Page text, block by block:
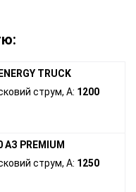
TRUCK
струм, A: 1200
АЗ PREMIUM
струм, A: 1250